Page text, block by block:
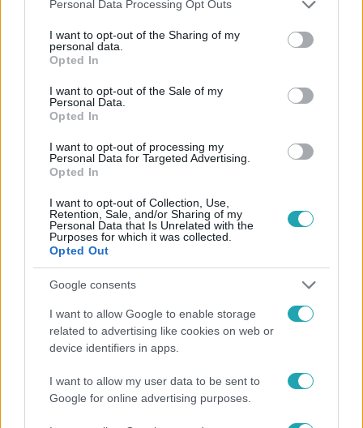
not limited to your visit or usage behaviour. You may click to
grant or deny consent to Google and its third-party tags to
use your data for below specified purposes in below Google
consent section.
Personal Data Processing Opt Outs
I want to opt-out of the Sharing of my
personal data.
Opted In
I want to opt-out of the Sale of my
Personal Data.
Opted In
I want to opt-out of processing my
Personal Data for Targeted Advertising.
Opted In
I want to opt-out of Collection, Use,
Retention, Sale, and/or Sharing of my
Personal Data that Is Unrelated with the
Purposes for which it was collected.
Opted Out
Google consents
I want to allow Google to enable storage
related to advertising like cookies on web or
device identifiers in apps.
I want to allow my user data to be sent to
Google for online advertising purposes.
FÓKUSZ #VIDEÓ # ADÁSRÉSZLETEK
SZÉPSÉGÁPOLÁS
SMINK # ARCJÓGA #KOREAI BŐRÁPOLÁS
LÁBAS VIKI
DÖBRÖSI LAURA
Népszerű